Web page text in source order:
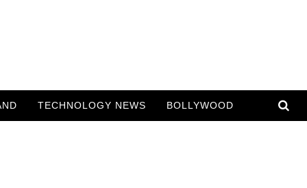
TECHNOLOGY NEWS BOLLYWOOD